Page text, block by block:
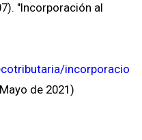
"Incorporación al
incorporacio
de 2021)